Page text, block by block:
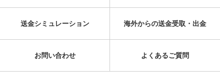
送金シミュレーション 海外からの送金受取・出金
お問い合わせ よくあるご質問